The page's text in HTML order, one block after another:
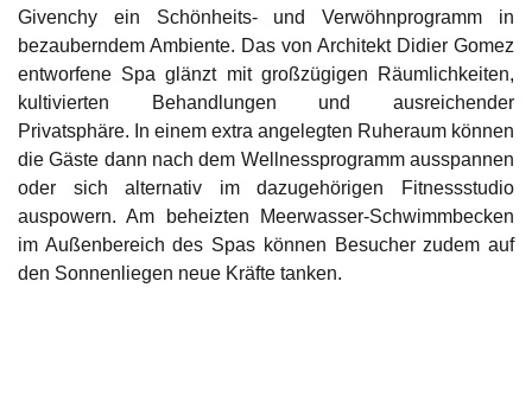
Givenchy ein Schönheits- und Verwöhnprogramm in
bezauberndem Ambiente. Das von Architekt Didier Gomez
entworfene Spa glänzt mit großzügigen Räumlichkeiten,
kultivierten Behandlungen und ausreichender
Privatsphäre. In einem extra angelegten Ruheraum können
die Gäste dann nach dem Wellnessprogramm ausspannen
oder sich alternativ im dazugehörigen Fitnessstudio
auspowern. Am beheizten Meerwasser-Schwimmbecken
im Außenbereich des Spas können Besucher zudem auf
den Sonnenliegen neue Kräfte tanken.